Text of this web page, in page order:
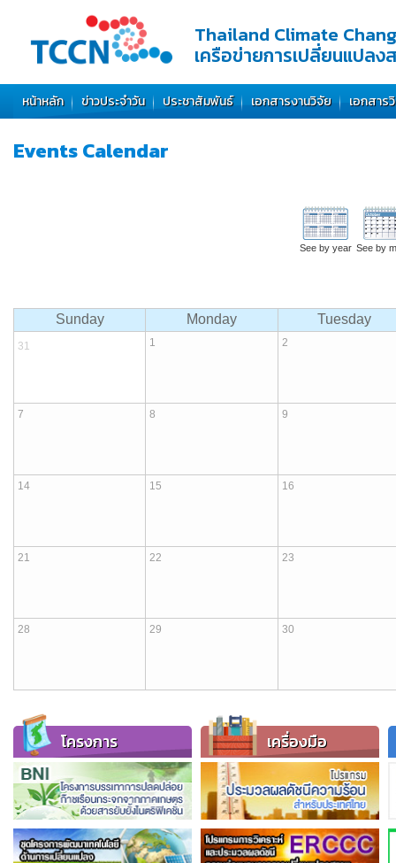
Thailand Climate
เครือข่ายการเปลี่ยนแปลง
หน้าหลัก ข่าวประจำวัน ประชาสัมพันธ์ เอกสารงานวิจัย เอกสาร
EventsCalendar
See by year See by
Sunday Monday Tuesday
31 1 2
7 8 9
14 15 16
21 22 23
28 29 30
โครงการ เครื่องมือ